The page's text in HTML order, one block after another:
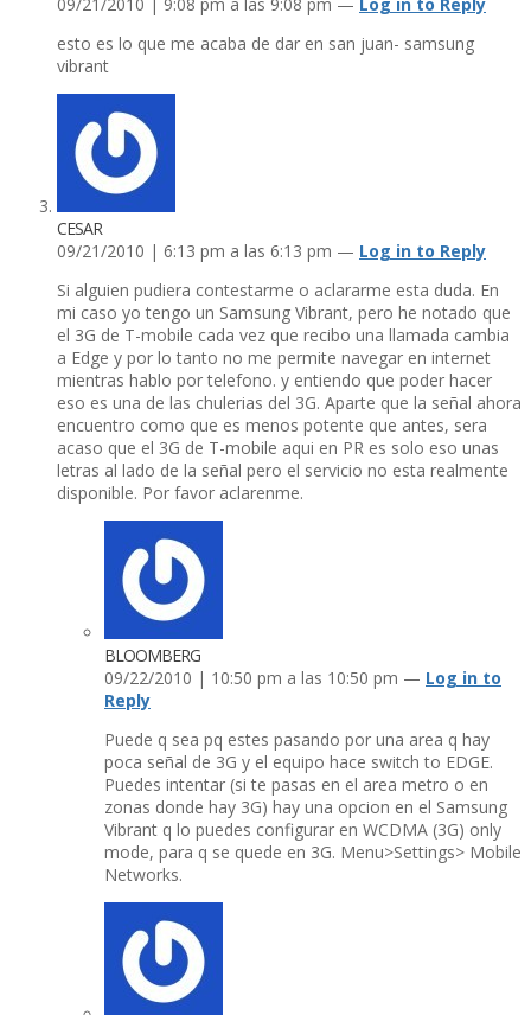
esto es lo que me acaba de dar en san juan- samsung
vibrant
CESAR
09/21/2010 | 6:13 pm a las 6:13 pm — Log in to Reply
Si alguien pudiera contestarme o aclararme esta duda. En
mi caso yo tengo un Samsung Vibrant, pero he notado que
el 3G de T-mobile cada vez que recibo una llamada cambia
a Edge y por lo tanto no me permite navegar en internet
mientras hablo por telefono. y entiendo que poder hacer
eso es una de las chulerias del 3G. Aparte que la señal ahora
encuentro como que es menos potente que antes, sera
acaso que el 3G de T-mobile aqui en PR es solo eso unas
letras al lado de la señal pero el servicio no esta realmente
disponible. Por favor aclarenme.
BLOOMBERG
09/22/2010 | 10:50 pm a las 10:50 pm — Log in to
Reply
Puede q sea pq estes pasando por una area q hay
poca señal de 3G y el equipo hace switch to EDGE.
Puedes intentar (si te pasas en el area metro o en
zonas donde hay 3G) hay una opcion en el Samsung
Vibrant q lo puedes configurar en WCDMA (3G) only
mode, para q se quede en 3G. Menu>Settings> Mobile
Networks.